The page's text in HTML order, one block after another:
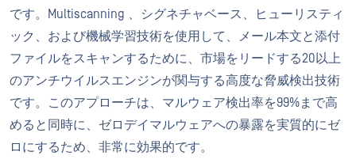
です。Multiscanning 、シグネチャベース、ヒューリスティ
ック、および機械学習技術を使用して、メール本文と添付
ファイルをスキャンするために、市場をリードする20以上
のアンチウイルスエンジンが関与する高度な脅威検出技術
です。このアプローチは、マルウェア検出率を99%まで高
めると同時に、ゼロデイマルウェアへの暴露を実質的にゼ
ロにするため、非常に効果的です。